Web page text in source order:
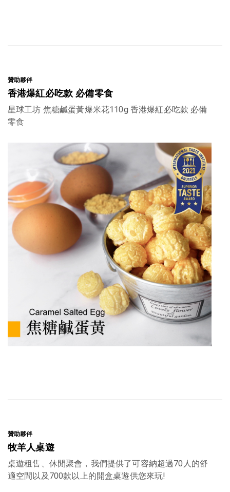
贊助夥伴
香港爆紅必吃款 必備零食
星球工坊 焦糖鹹蛋黃爆米花110g 香港爆紅必吃款 必備
零食
贊助夥伴
牧羊人桌遊
桌遊租售、休閒聚會，我們提供了可容納超過70人的舒
適空間以及700款以上的開盒桌遊供您來玩!